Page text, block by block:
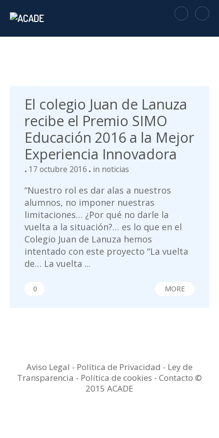
El colegio Juan de Lanuza
recibe el Premio SIMO
Educación 2016 a la Mejor
Experiencia Innovadora
17 octubre 2016 in noticias
“Nuestro rol es dar alas a nuestros
alumnos, no imponer nuestras
limitaciones… ¿Por qué no darle la
vuelta a la situación?… es lo que en el
Colegio Juan de Lanuza hemos
intentado con este proyecto “La vuelta
de… La vuelta ...
0 MORE
Aviso Legal - Política de Privacidad - Ley de
Transparencia - Política de cookies - Contacto ©
2015 ACADE